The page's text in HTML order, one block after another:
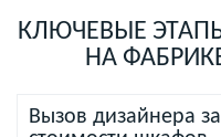
КЛЮЧЕВЫЕ
НА
Вызов дизайнера